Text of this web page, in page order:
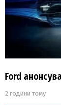
Ford
2 години тому